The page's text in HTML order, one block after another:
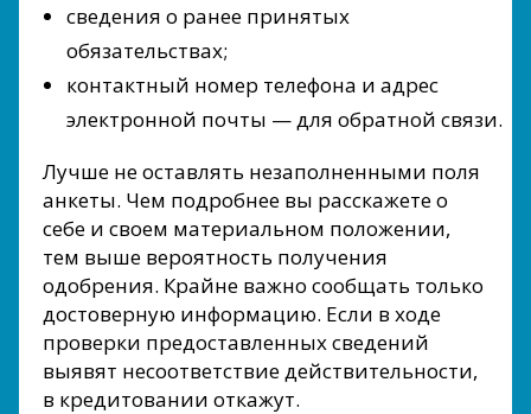
сведения о ранее принятых
обязательствах;
контактный номер телефона и адрес
электронной почты — для обратной связи.
Лучше не оставлять незаполненными поля
анкеты. Чем подробнее вы расскажете о
себе и своем материальном положении,
тем выше вероятность получения
одобрения. Крайне важно сообщать только
достоверную информацию. Если в ходе
проверки предоставленных сведений
выявят несоответствие действительности,
в кредитовании откажут.